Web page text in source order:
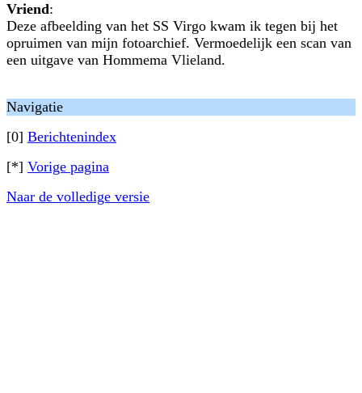
Vriend:
Deze afbeelding van het SS Virgo kwam ik tegen bij het
opruimen van mijn fotoarchief. Vermoedelijk een scan van
een uitgave van Hommema Vlieland.
Navigatie
[0] Berichtenindex
[*] Vorige pagina
Naar de volledige versie